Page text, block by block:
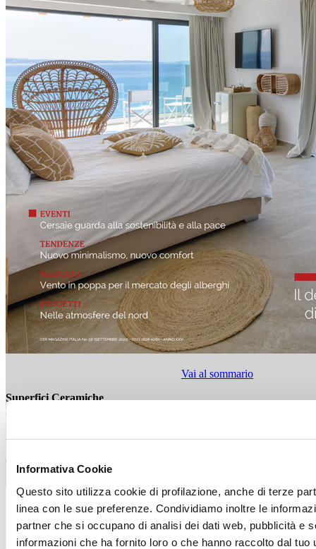
Informativa Cookie
Questo sito utilizza cookie di profilazione, anche di terze
linea con le sue preferenze. Condividiamo inoltre le
partner che si occupano di analisi dei dati web, pubblicità e
informazioni che ha fornito loro o che hanno raccolto dal
Vai al sommario
Superfici Ceramiche
Florim
Industrial
60x120, 120x40 cm